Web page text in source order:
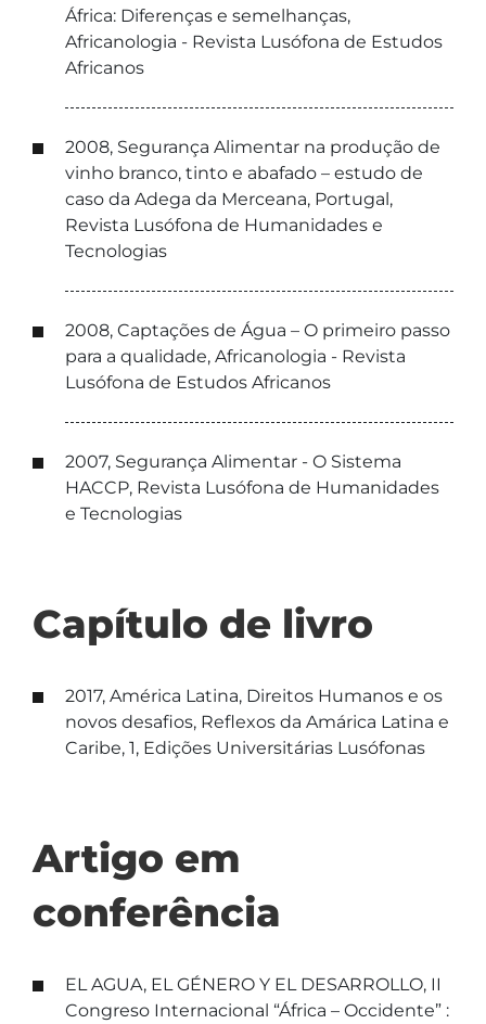
África: Diferenças e semelhanças,
Africanologia - Revista Lusófona de Estudos
Africanos
2008, Segurança Alimentar na produção de
vinho branco, tinto e abafado – estudo de
caso da Adega da Merceana, Portugal,
Revista Lusófona de Humanidades e
Tecnologias
2008, Captações de Água – O primeiro passo
para a qualidade, Africanologia - Revista
Lusófona de Estudos Africanos
2007, Segurança Alimentar - O Sistema
HACCP, Revista Lusófona de Humanidades
e Tecnologias
Capítulo de livro
2017, América Latina, Direitos Humanos e os
novos desafios, Reflexos da Amárica Latina e
Caribe, 1, Edições Universitárias Lusófonas
Artigo em
conferência
EL AGUA, EL GÉNERO Y EL DESARROLLO, II
Congreso Internacional “África – Occidente” :